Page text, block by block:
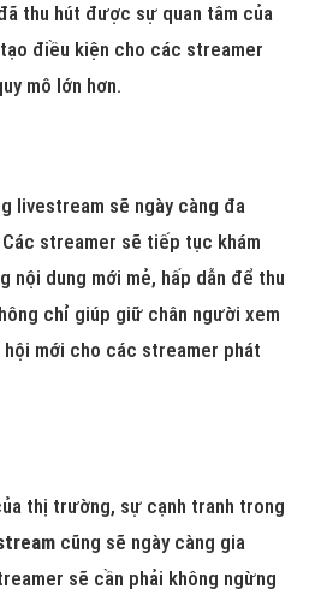
thu hút được sự quan tâm của
điều kiện cho các streamer
mô lớn hơn.
livestream sẽ ngày càng đa
Các streamer sẽ tiếp tục khám
nội dung mới mẻ, hấp dẫn để thu
chỉ giúp giữ chân người xem
mới cho các streamer phát
thị trường, sự cạnh tranh trong
cũng sẽ ngày càng gia
sẽ cần phải không ngừng